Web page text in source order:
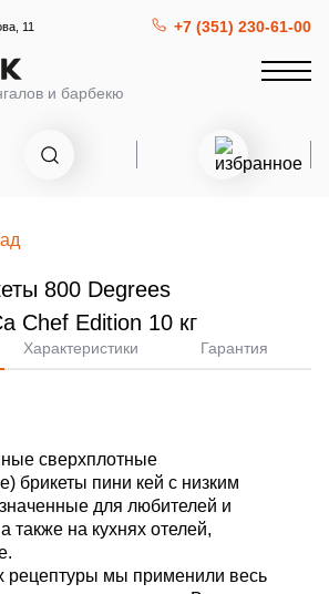
11 +7 (351) 230-61-00
и барбекю
800 Degrees
Chef Edition 10 кг
Характеристики Гарантия
сверхплотные
брикеты пини кей с низким
для любителей и
также на кухнях отелей,
рецептуры мы применили весь